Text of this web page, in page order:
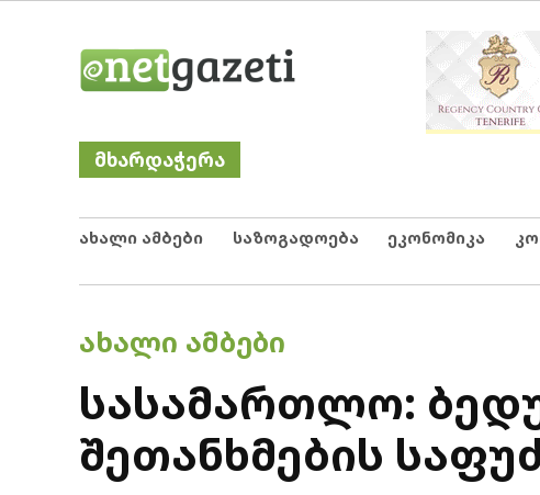
Netgazeti
მხარდაჭერა
ახალი ამბები საზოგადოება ეკონომიკა
POSTED
ᲐᲮᲐᲚᲘ ᲐᲛᲑᲔᲑᲘ
სასამართლო:
შეთანხმების